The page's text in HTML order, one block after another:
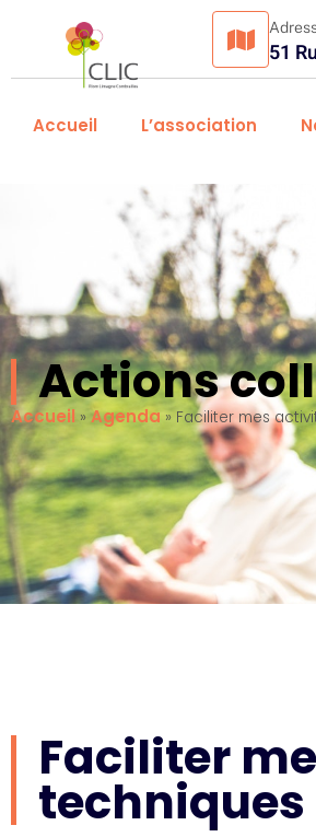
51
Accueil L’association
Actions
Accueil » Agenda» Faciliter mes
Faciliter
techniques